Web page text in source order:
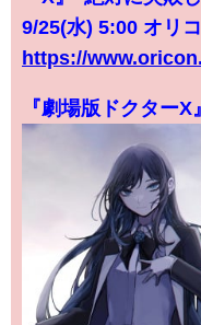
9/25(水) 5:00 オリ
https://
『劇場版ドクター